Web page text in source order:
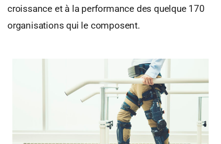
croissance et à la performance des quelque 170
organisations qui le composent.